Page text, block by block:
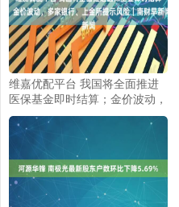
维嘉优配平台 我国将全面推进
医保基金即时结算；金价波动，
多家银行、上金所提示风险｜南
财早新闻